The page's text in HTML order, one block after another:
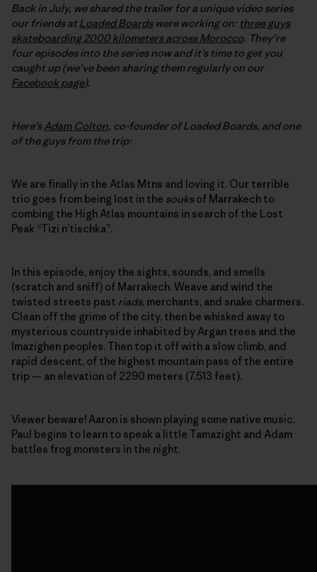
Back in July, we shared the trailer for a unique video series
our friends atLoaded Boardswere working on: three guys
skateboarding 2000 kilometers across Morocco. They’re
four episodes into the series now and it’s time to get you
caught up (we’ve been sharing them regularly on our
Facebook page).
Here’sAdam Colton, co-founder of Loaded Boards, and one
of the guys from the trip:
We are finally in the Atlas Mtns and loving it. Our terrible
trio goes from being lost in the souksof Marrakech to
combing the High Atlas mountains in search of the Lost
Peak “Tizi n’tischka”.
In this episode, enjoy the sights, sounds, and smells
(scratch and sniff) of Marrakech. Weave and wind the
twisted streets past riads, merchants, and snake charmers.
Clean off the grime of the city, then be whisked away to
mysterious countryside inhabited by Argan trees and the
Imazighen peoples. Then top it off with a slow climb, and
rapid descent, of the highest mountain pass of the entire
trip — an elevation of 2290 meters (7,513 feet).
Viewer beware! Aaron is shown playing some native music,
Paul begins to learn to speak a little Tamazight and Adam
battles frog monsters in the night.